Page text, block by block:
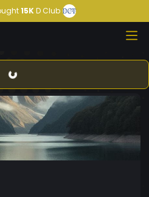
15KD Club